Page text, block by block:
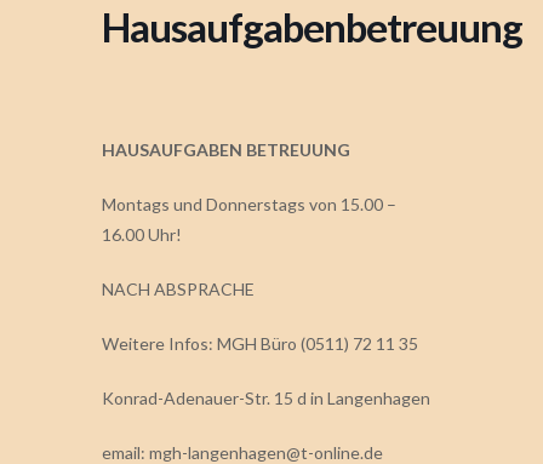
Hausaufgabenbetreuung
HAUSAUFGABEN BETREUUNG
Montags und Donnerstags von 15.00 –
16.00 Uhr!
NACH ABSPRACHE
Weitere Infos: MGH Büro (0511) 72 11 35
Konrad-Adenauer-Str. 15 d in Langenhagen
email: mgh-langenhagen@t-online.de